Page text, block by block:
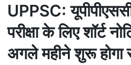
UPPSC:
परीक्षा के लिए शॉर्ट
अगले महीने शुरू होगा